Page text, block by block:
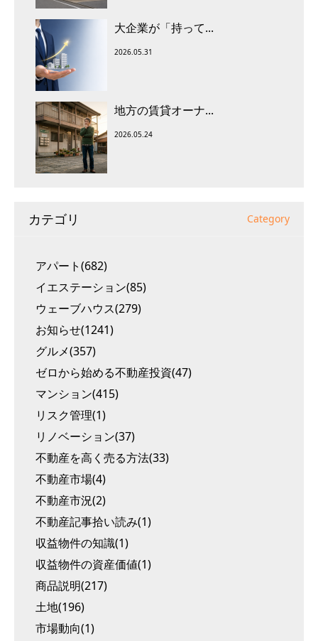
大企業が「持って...
2026.05.31
地方の賃貸オーナ...
2026.05.24
カテゴリ Category
アパート(682)
イエステーション(85)
ウェーブハウス(279)
お知らせ(1241)
グルメ(357)
ゼロから始める不動産投資(47)
マンション(415)
リスク管理(1)
リノベーション(37)
不動産を高く売る方法(33)
不動産市場(4)
不動産市況(2)
不動産記事拾い読み(1)
収益物件の知識(1)
収益物件の資産価値(1)
商品説明(217)
土地(196)
市場動向(1)